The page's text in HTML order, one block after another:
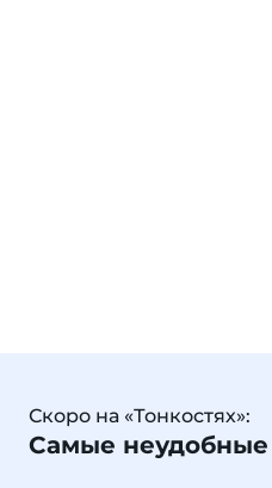
Скоро на «Тонкостях»:
Самые неудобные